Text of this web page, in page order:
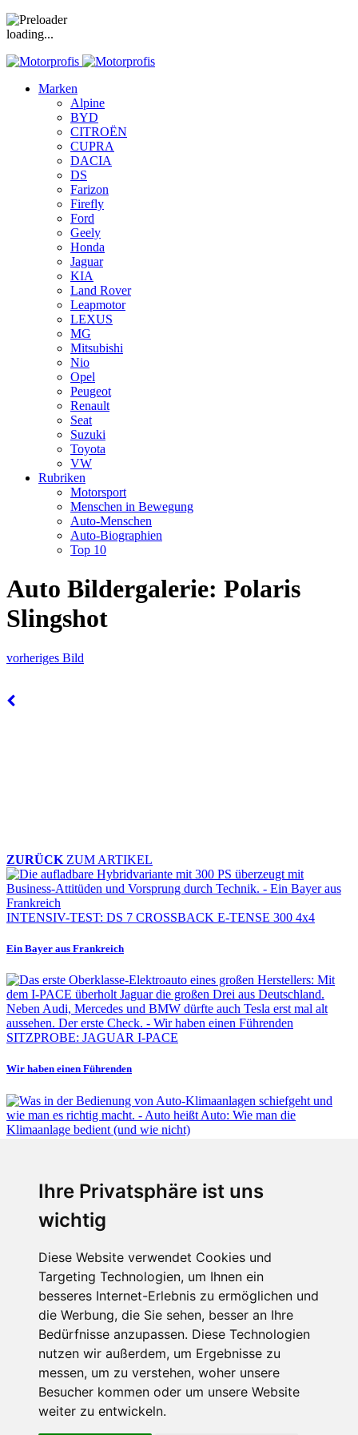
Ihre Privatsphäre ist uns
wichtig
Diese Website verwendet Cookies und
Targeting Technologien, um Ihnen ein
besseres Internet-Erlebnis zu ermöglichen und
die Werbung, die Sie sehen, besser an Ihre
Bedürfnisse anzupassen. Diese Technologien
nutzen wir außerdem, um Ergebnisse zu
messen, um zu verstehen, woher unsere
Besucher kommen oder um unsere Website
weiter zu entwickeln.
loading...
Marken
Alpine
BYD
CITROËN
CUPRA
DACIA
DS
Farizon
Firefly
Ford
Geely
Honda
Jaguar
KIA
Land Rover
Leapmotor
LEXUS
MG
Mitsubishi
Nio
Opel
Peugeot
Renault
Seat
Suzuki
Toyota
VW
Rubriken
Motorsport
Menschen in Bewegung
Auto-Menschen
Auto-Biographien
Top 10
Auto Bildergalerie: Polaris
Slingshot
vorheriges Bild
ZURÜCK ZUM ARTIKEL
INTENSIV-TEST: DS 7 CROSSBACK E-TENSE 300 4x4
Ein Bayer aus Frankreich
SITZPROBE: JAGUAR I-PACE
Wir haben einen Führenden
Auto heißt Auto: Wie man die Klimaanlage bedient (und wie nicht)
Fabian Steiner
Der großen Katzensprung mit dem Jaguar Type 01
Menschen in Bewegung
Sophia Flörsch, Rennfahrerin